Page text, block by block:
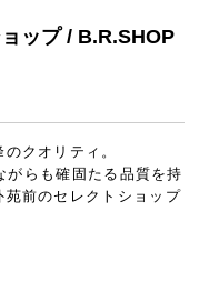
ップ / B.R.SHOP
クオリティ。
らも確固たる品質を持
前のセレクトショップ